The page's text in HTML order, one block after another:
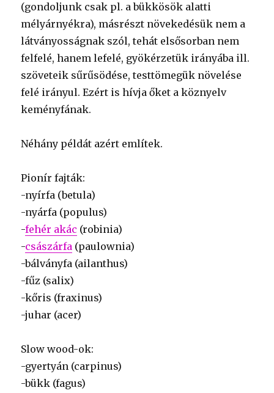
(gondoljunk csak pl. a bükkösök alatti
mélyárnyékra), másrészt növekedésük nem a
látványosságnak szól, tehát elsősorban nem
felfelé, hanem lefelé, gyökérzetük irányába ill.
szöveteik sűrűsödése, testtömegük növelése
felé irányul. Ezért is hívja őket a köznyelv
keményfának.
Néhány példát azért említek.
Pionír fajták:
-nyírfa (betula)
-nyárfa (populus)
-fehér akác (robinia)
-császárfa (paulownia)
-bálványfa (ailanthus)
-fűz (salix)
-kőris (fraxinus)
-juhar (acer)
Slow wood-ok:
-gyertyán (carpinus)
-bükk (fagus)